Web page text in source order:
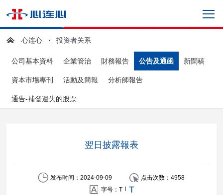
心连心 投资者关系
公司基本資料 企業管治 財務報告 公告及通函 新聞稿
資本市場專刊 活動及簡報 分析師報告
通告-補發遺失的股票
翌日披露報表
发布时间：2024-09-09 点击次数：4958
字号： T | T